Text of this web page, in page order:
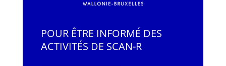
POUR ÊTRE INFORMÉ DES
ACTIVITÉS DE SCAN-R